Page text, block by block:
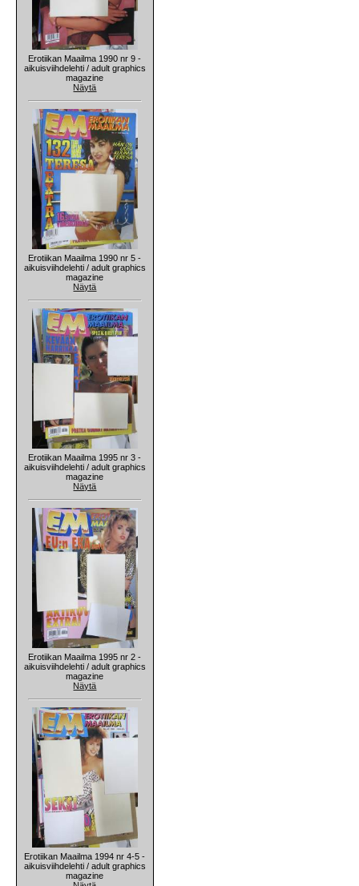
Erotiikan Maailma 1990 nr 9 -
aikuisviihdelehti / adult graphics
magazine
Näytä
Erotiikan Maailma 1990 nr 5 -
aikuisviihdelehti / adult graphics
magazine
Näytä
Erotiikan Maailma 1995 nr 3 -
aikuisviihdelehti / adult graphics
magazine
Näytä
Erotiikan Maailma 1995 nr 2 -
aikuisviihdelehti / adult graphics
magazine
Näytä
Erotiikan Maailma 1994 nr 4-5 -
aikuisviihdelehti / adult graphics
magazine